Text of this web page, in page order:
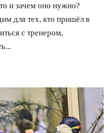
и зачем оно нужно?
для тех, кто пришёл в
с тренером,